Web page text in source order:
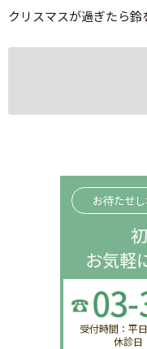
クリスマスが過ぎたら鈴
お待たせ
お気軽
受付時間：平
休診日